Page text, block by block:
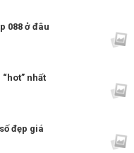
088 ở đâu
nhất
đẹp giá